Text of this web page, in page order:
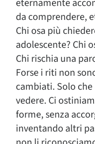
eternamente
da comprendere,
Chi osa più
adolescente? Chi
Chi rischia una
Forse i riti non
cambiati. Solo
vedere. Ci
forme, senza
inventando altri